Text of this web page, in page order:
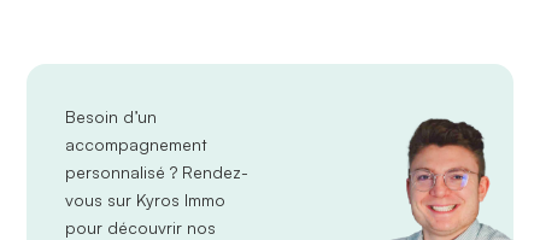
Besoin d’un
accompagnement
personnalisé ? Rendez-
vous sur Kyros Immo
pour découvrir nos